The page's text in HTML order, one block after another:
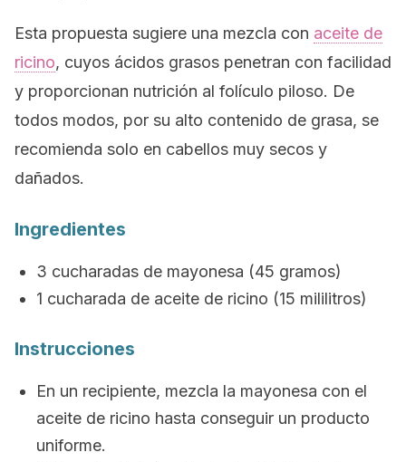
Esta propuesta sugiere una mezcla con aceite de
ricino, cuyos ácidos grasos penetran con facilidad
y proporcionan nutrición al folículo piloso. De
todos modos, por su alto contenido de grasa, se
recomienda solo en cabellos muy secos y
dañados.
Ingredientes
3 cucharadas de mayonesa (45 gramos)
1 cucharada de aceite de ricino (15 mililitros)
Instrucciones
En un recipiente, mezcla la mayonesa con el
aceite de ricino hasta conseguir un producto
uniforme.